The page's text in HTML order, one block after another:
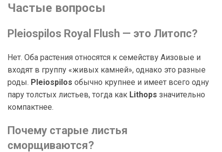
Частые вопросы
Pleiospilos Royal Flush — это Литопс?
Нет. Оба растения относятся к семейству Аизовые и
входят в группу «живых камней», однако это разные
роды. Pleiospilos обычно крупнее и имеет всего одну
пару толстых листьев, тогда как Lithops значительно
компактнее.
Почему старые листья
сморщиваются?